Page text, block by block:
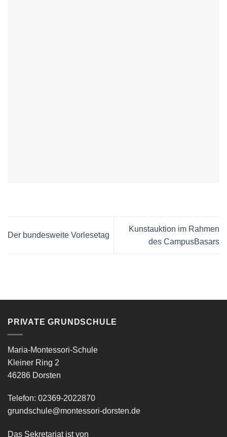
Der bundesweite Vorlesetag
Kunstauktion im Rahmen
des CampusBasars
PRIVATE GRUNDSCHULE
Maria-Montessori-Schule
Kleiner Ring 2
46286 Dorsten
Telefon: 02369-2022870
grundschule@montessori-dorsten.de
Das Sekretariat ist von